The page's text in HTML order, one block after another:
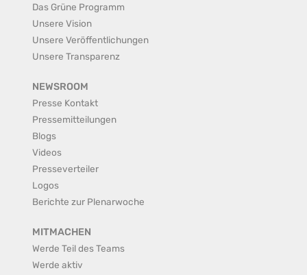
Das Grüne Programm
Unsere Vision
Unsere Veröffentlichungen
Unsere Transparenz
NEWSROOM
Presse Kontakt
Pressemitteilungen
Blogs
Videos
Presseverteiler
Logos
Berichte zur Plenarwoche
MITMACHEN
Werde Teil des Teams
Werde aktiv